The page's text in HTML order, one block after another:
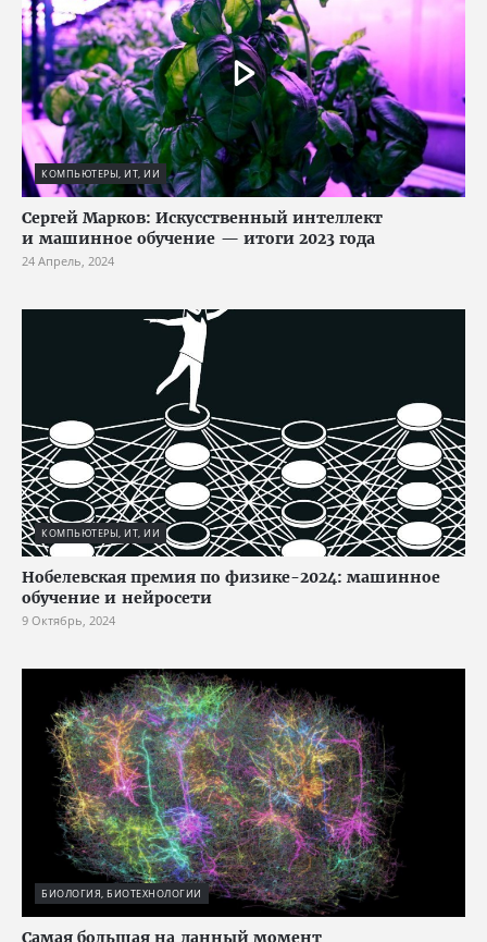
КОМПЬЮТЕРЫ, ИТ, ИИ
Сергей Марков: Искусственный интеллект
и машинное обучение — итоги 2023 года
24 Апрель, 2024
КОМПЬЮТЕРЫ, ИТ, ИИ
Нобелевская премия по физике-2024: машинное
обучение и нейросети
9 Октябрь, 2024
БИОЛОГИЯ, БИОТЕХНОЛОГИИ
Cамая большая на данный момент